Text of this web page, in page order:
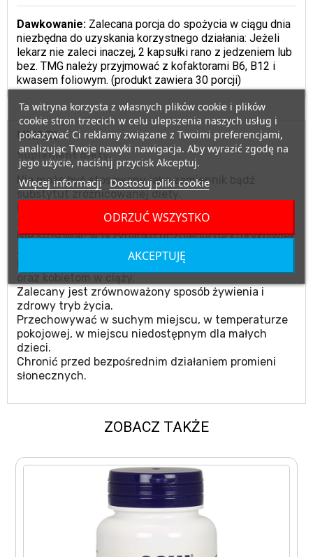
Dawkowanie:Zalecana porcja do spożycia w ciągu dnia
niezbędna do uzyskania korzystnego działania: Jeżeli
lekarz nie zaleci inaczej, 2 kapsułki rano z jedzeniem lub
bez. TMG należy przyjmować z kofaktorami B6, B12 i
kwasem foliowym. (produkt zawiera 30 porcji)
UWAGI
Suplement diety.
Nie może być stosowany jako zamiennik bądź
substytut zróżnicowanej diety.
Nie należy przekraczać zalecanego dziennego
Nie stosować w przypadku uczulenia na którykolwiek
ze składników produktu.
Produktu nie należy podawać matkom karmiącym
Zalecany jest zrównoważony sposób żywienia i
zdrowy tryb życia.
Przechowywać w suchym miejscu, w temperaturze
pokojowej, w miejscu niedostępnym dla małych
dzieci.
Chronić przed bezpośrednim działaniem promieni
słonecznych.
ZOBACZ TAKŻE
Ta witryna korzysta z własnych plików cookie i plików
cookie stron trzecich w celu ulepszenia naszych usług i
pokazywać Ci reklamy związane z Twoimi preferencjami,
analizując Twoje nawyki nawigacja. Aby wyrazić zgodę na
jego użycie, naciśnij przycisk Akceptuj.
Więcej informacji Dostosuj pliki cookie
ODRZUĆ WSZYSTKO
AKCEPTUJĘ